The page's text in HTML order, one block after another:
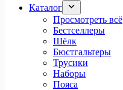
Каталог
Просмотреть всё
Бестселлеры
Шёлк
Бюстгальтеры
Трусики
Наборы
Пояса